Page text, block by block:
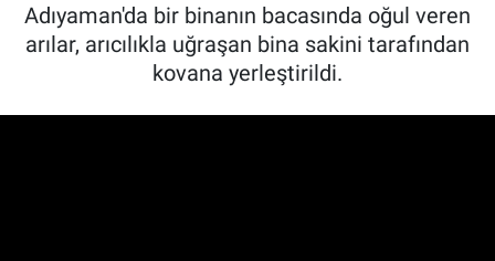
Adıyaman'da bir binanın bacasında oğul veren
arılar, arıcılıkla uğraşan bina sakini tarafından
kovana yerleştirildi.
Bölge Haberleri
Süper Lig Puan Durumu ve Fikstür
Tüm Manşetler